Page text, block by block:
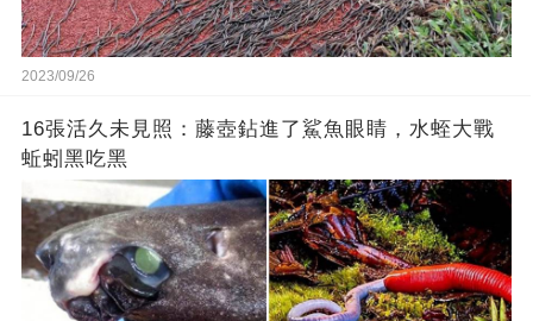
2023/09/26
16張活久未見照：藤壺鉆進了鯊魚眼睛，水蛭大戰
蚯蚓黑吃黑